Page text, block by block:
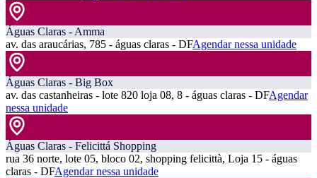
Águas Claras - Amma
av. das araucárias, 785 - águas claras - DFAgendar nessa unidade
Águas Claras - Big Box
av. das castanheiras - lote 820 loja 08, 8 - águas claras - DFAgendar
nessa unidade
Águas Claras - Felicittá Shopping
rua 36 norte, lote 05, bloco 02, shopping felicittà, Loja 15 - águas
claras - DFAgendar nessa unidade